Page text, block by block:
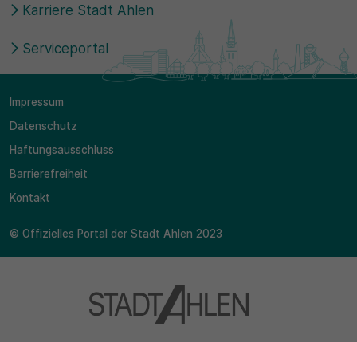
Karriere Stadt Ahlen
Serviceportal
Impressum
Datenschutz
Haftungsausschluss
Barrierefreiheit
Kontakt
© Offizielles Portal der Stadt Ahlen 2023